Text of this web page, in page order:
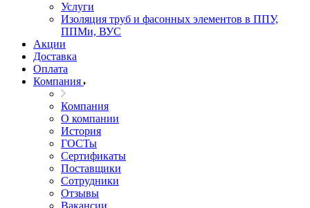
Услуги
Изоляция труб и фасонных элементов в ППУ,
ППМи, ВУС
Акции
Доставка
Оплата
Компания
Компания
О компании
История
ГОСТы
Сертификаты
Поставщики
Сотрудники
Отзывы
Вакансии